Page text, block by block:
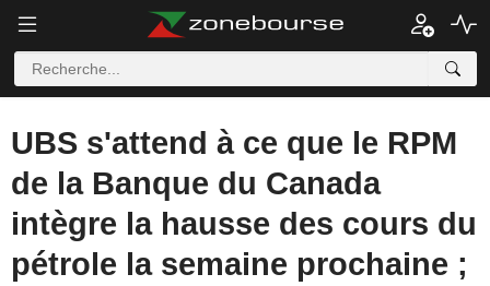
UBS s'attend à ce que le RPM
de la Banque du Canada
intègre la hausse des cours du
pétrole la semaine prochaine ;